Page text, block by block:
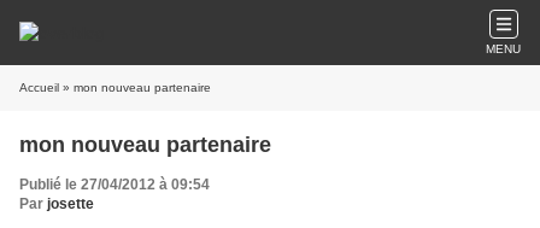
MENU
Accueil » mon nouveau partenaire
mon nouveau partenaire
Publié le 27/04/2012 à 09:54
Par josette